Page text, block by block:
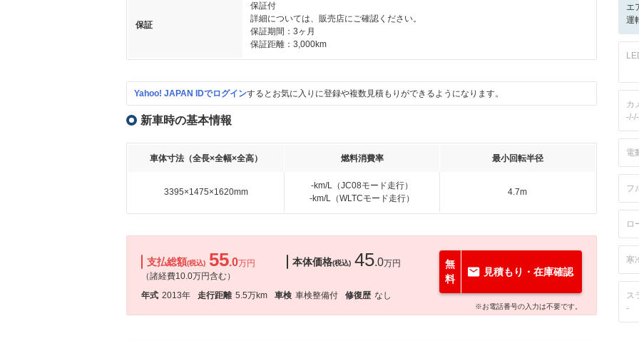
保証
保証付
詳細については、販売店にご確認ください。
保証期間：3ヶ月
保証距離：3,000km
Yahoo! JAPAN IDでログインするとお気に入りに登録や複数見積もりができるようになります。
新車時の基本情報
車体寸法（全長×全幅×全高） 燃料消費率 最小回転半径
3395×1475×1620mm
-km/L（JC08モード走行）
-km/L（WLTCモード走行）
4.7m
支払総額(税込) 55.0万円
（諸経費10.0万円含む）
本体価格(税込) 45.0万円
年式 2013年 走行距離 5.5万km 車検 車検整備付 修復歴 なし
無
料
見積もり・在庫確認
※お電話番号の入力は不要です。
エ
運
カ
電
フ
ロ
寒
ス
-